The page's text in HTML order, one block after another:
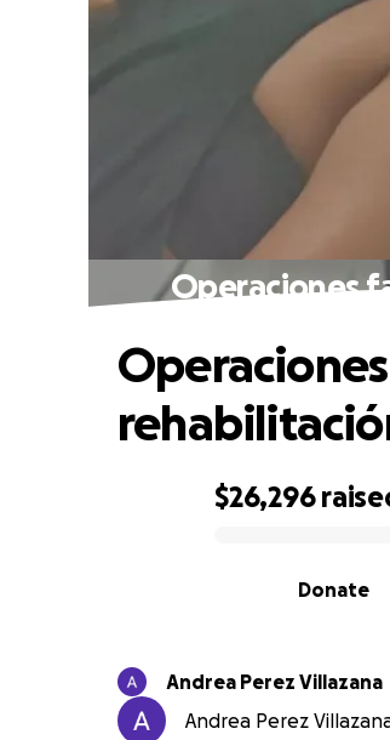
Operaciones
$26,296
Donate
Andrea Perez Villazana
Andrea Perez